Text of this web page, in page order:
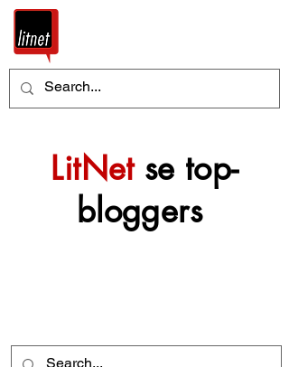
LitNetse top-
bloggers